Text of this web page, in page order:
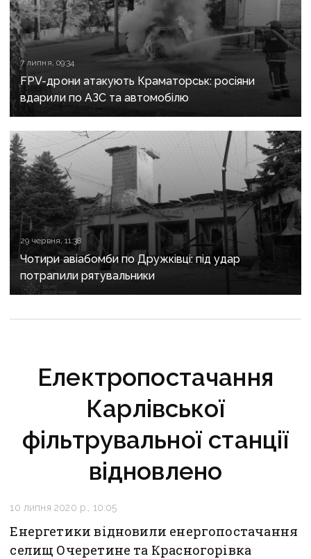
7 липня, 09:34
FPV-дрони атакують Краматорськ: росіяни
вдарили по АЗС та автомобілю
29 червня, 11:38
Чотири авіабомби по Дружківці: під удар
потрапили рятувальники
Електропостачання
Карлівської
фільтрувальної станції
відновлено
10 липня 2020 р., 10:05
Енергетики відновили енергопостачання
селищ Очеретине та Красногорівка